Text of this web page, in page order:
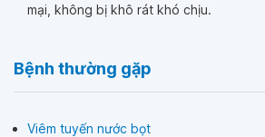
mại, không bị khô rát khó chịu.
Bệnh thường gặp
Viêm tuyến nước bọt